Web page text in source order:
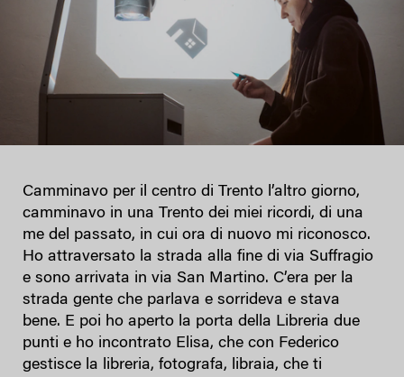
Camminavo per il centro di Trento l’altro giorno,
camminavo in una Trento dei miei ricordi, di una
me del passato, in cui ora di nuovo mi riconosco.
Ho attraversato la strada alla fine di via Suffragio
e sono arrivata in via San Martino. C’era per la
strada gente che parlava e sorrideva e stava
bene. E poi ho aperto la porta della Libreria due
punti e ho incontrato Elisa, che con Federico
gestisce la libreria, fotografa, libraia, che ti